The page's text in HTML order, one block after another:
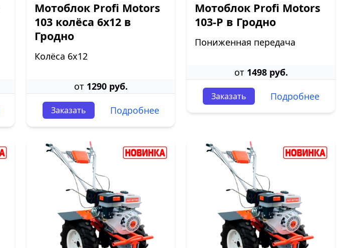
Мотоблок Profi Motors
103 колёса 6х12 в
Гродно
Колёса 6х12
от 1290 руб.
Заказать Подробнее
Мотоблок Profi Motors
103-P в Гродно
Пониженная передача
от 1498 руб.
Заказать Подробнее